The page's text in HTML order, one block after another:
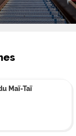
Maï-Taï